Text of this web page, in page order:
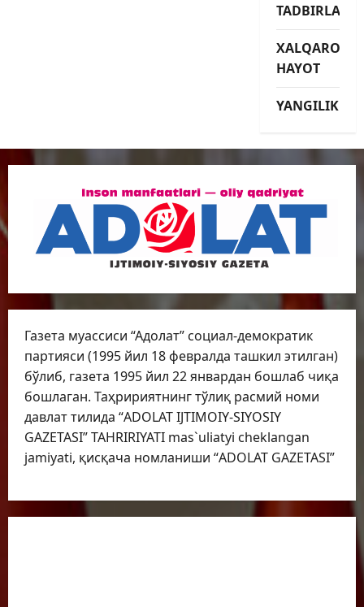
TADBIRLAR
XALQARO
HAYOT
YANGILIKLAR
Газета муассиси “Адолат” социал-демократик
партияси (1995 йил 18 февралда ташкил этилган)
бўлиб, газета 1995 йил 22 январдан бошлаб чиқа
бошлаган. Таҳририятнинг тўлиқ расмий номи
давлат тилида “ADOLAT IJTIMOIY-SIYOSIY
GAZETASI” TAHRIRIYATI mas`uliatyi cheklangan
jamiyati, қисқача номланиши “ADOLAT GAZETASI”